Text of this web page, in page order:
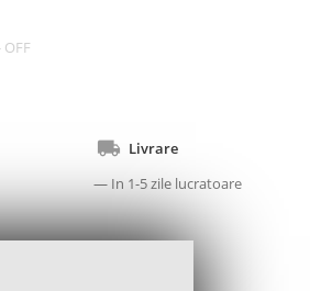
Livrare
— In 1-5 zile lucratoare